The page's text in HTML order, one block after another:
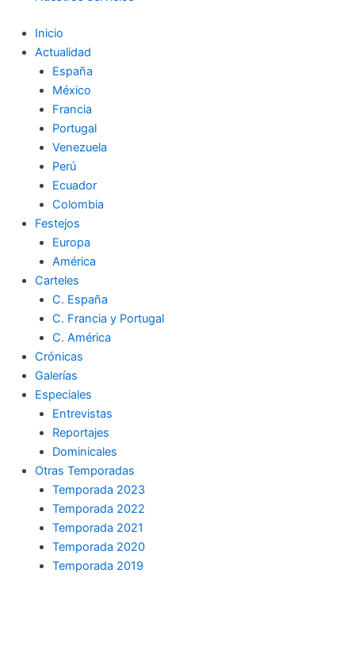
Inicio
Actualidad
España
México
Francia
Portugal
Venezuela
Perú
Ecuador
Colombia
Festejos
Europa
América
Carteles
C. España
C. Francia y Portugal
C. América
Crónicas
Galerías
Especiales
Entrevistas
Reportajes
Dominicales
Otras Temporadas
Temporada 2023
Temporada 2022
Temporada 2021
Temporada 2020
Temporada 2019